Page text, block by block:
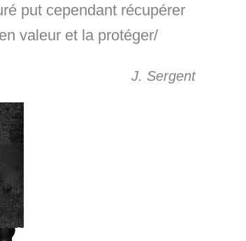
put cependant récupérer
valeur et la protéger/
J. Sergent